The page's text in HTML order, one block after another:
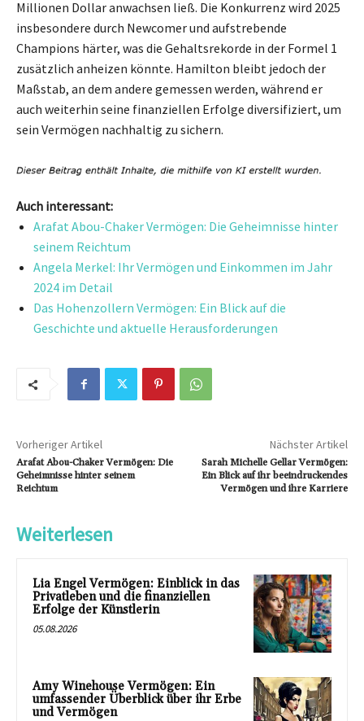
Millionen Dollar anwachsen ließ. Die Konkurrenz wird 2025
insbesondere durch Newcomer und aufstrebende
Champions härter, was die Gehaltsrekorde in der Formel 1
zusätzlich anheizen könnte. Hamilton bleibt jedoch der
Maßstab, an dem andere gemessen werden, während er
auch weiterhin seine finanziellen Erfolge diversifiziert, um
sein Vermögen nachhaltig zu sichern.
Auch interessant:
Arafat Abou-Chaker Vermögen: Die Geheimnisse hinter
seinem Reichtum
Angela Merkel: Ihr Vermögen und Einkommen im Jahr
2024 im Detail
Das Hohenzollern Vermögen: Ein Blick auf die
Geschichte und aktuelle Herausforderungen
Vorheriger Artikel
Arafat Abou-Chaker Vermögen: Die
Geheimnisse hinter seinem
Reichtum
Nächster Artikel
Sarah Michelle Gellar Vermögen:
Ein Blick auf ihr beeindruckendes
Vermögen und ihre Karriere
Weiterlesen
Lia Engel Vermögen: Einblick in das
Privatleben und die finanziellen
Erfolge der Künstlerin
05.08.2026
Amy Winehouse Vermögen: Ein
umfassender Überblick über ihr Erbe
und Vermögen